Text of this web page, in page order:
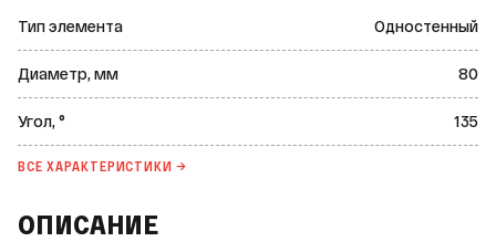
Тип элемента Одностенный
Диаметр, мм 80
Угол, ° 135
ВСЕ ХАРАКТЕРИСТИКИ →
ОПИСАНИЕ